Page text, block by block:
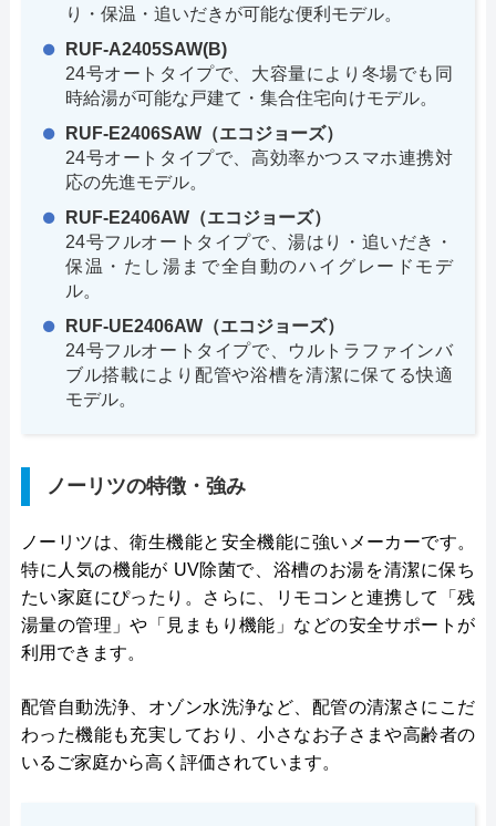
り・保温・追いだきが可能な便利モデル。
RUF-A2405SAW(B)
24号オートタイプで、大容量により冬場でも同
時給湯が可能な戸建て・集合住宅向けモデル。
RUF-E2406SAW（エコジョーズ）
24号オートタイプで、高効率かつスマホ連携対
応の先進モデル。
RUF-E2406AW（エコジョーズ）
24号フルオートタイプで、湯はり・追いだき・
保温・たし湯まで全自動のハイグレードモデ
ル。
RUF-UE2406AW（エコジョーズ）
24号フルオートタイプで、ウルトラファインバ
ブル搭載により配管や浴槽を清潔に保てる快適
モデル。
ノーリツの特徴・強み
ノーリツは、衛生機能と安全機能に強いメーカーです。
特に人気の機能が UV除菌で、浴槽のお湯を清潔に保ち
たい家庭にぴったり。さらに、リモコンと連携して「残
湯量の管理」や「見まもり機能」などの安全サポートが
利用できます。
配管自動洗浄、オゾン水洗浄など、配管の清潔さにこだ
わった機能も充実しており、小さなお子さまや高齢者の
いるご家庭から高く評価されています。